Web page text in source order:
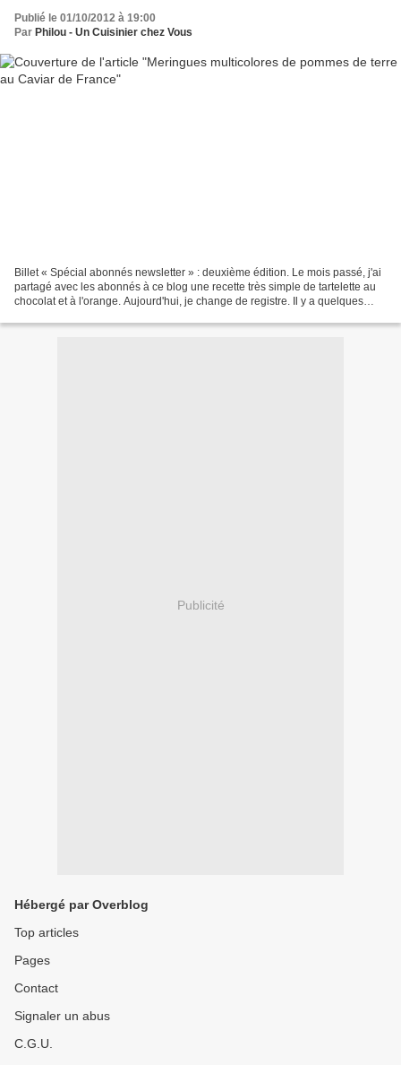
Publié le 01/10/2012 à 19:00
Par Philou - Un Cuisinier chez Vous
Billet « Spécial abonnés newsletter » : deuxième édition. Le mois passé, j'ai
partagé avec les abonnés à ce blog une recette très simple de tartelette au
chocolat et à l'orange. Aujourd'hui, je change de registre. Il y a quelques
Publicité
Hébergé par Overblog
Top articles
Pages
Contact
Signaler un abus
C.G.U.